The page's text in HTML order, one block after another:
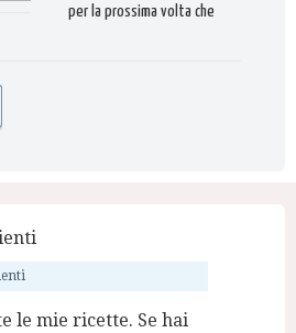
per la prossima volta che
le mie ricette. Se hai